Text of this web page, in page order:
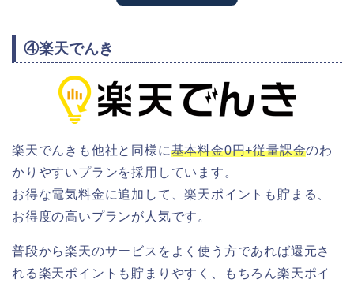
④楽天でんき
楽天でんきも他社と同様に基本料金0円+従量課金のわ
かりやすいプランを採用しています。
お得な電気料金に追加して、楽天ポイントも貯まる、
お得度の高いプランが人気です。
普段から楽天のサービスをよく使う方であれば還元さ
れる楽天ポイントも貯まりやすく、もちろん楽天ポイ